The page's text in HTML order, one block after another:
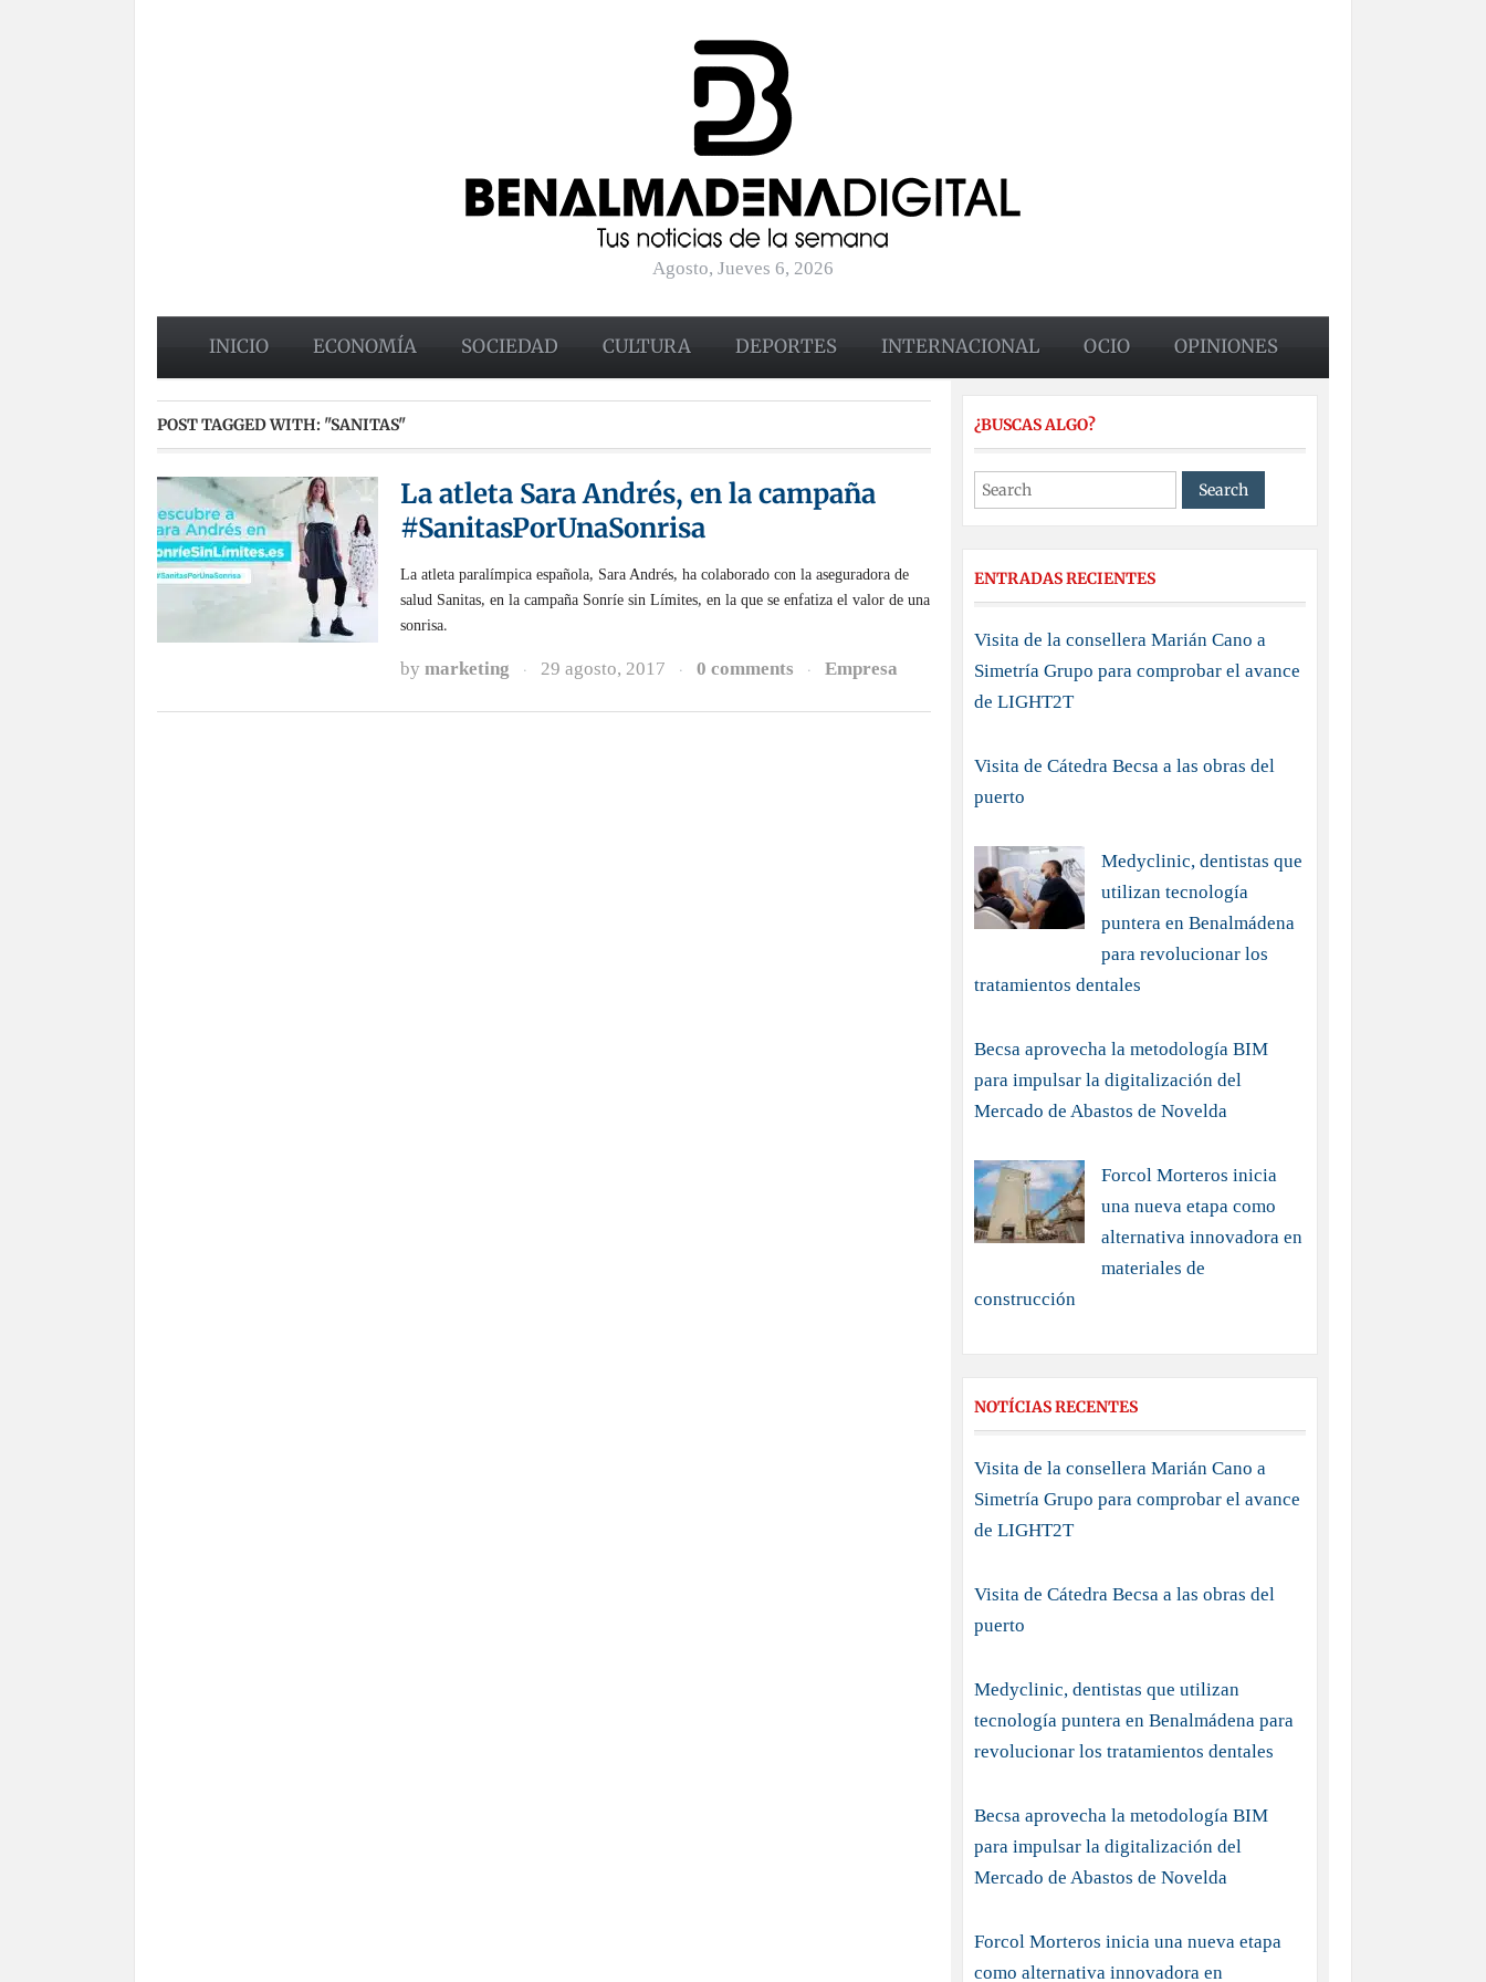
Agosto, Jueves 6, 2026
INICIO ECONOMÍA SOCIEDAD CULTURA DEPORTES INTERNACIONAL OCIO OPINIONES
POST TAGGED WITH: "SANITAS"
La atleta Sara Andrés, en la campaña
#SanitasPorUnaSonrisa
La atleta paralímpica española, Sara Andrés, ha colaborado con la aseguradora de
salud Sanitas, en la campaña Sonríe sin Límites, en la que se enfatiza el valor de una
sonrisa.
by marketing · 29 agosto, 2017 · 0 comments · Empresa
¿BUSCAS ALGO?
ENTRADAS RECIENTES
Visita de la consellera Marián Cano a
Simetría Grupo para comprobar el avance
de LIGHT2T
Visita de Cátedra Becsa a las obras del
puerto
Medyclinic, dentistas que
utilizan tecnología
puntera en Benalmádena
para revolucionar los
tratamientos dentales
Becsa aprovecha la metodología BIM
para impulsar la digitalización del
Mercado de Abastos de Novelda
Forcol Morteros inicia
una nueva etapa como
alternativa innovadora en
materiales de
construcción
NOTÍCIAS RECENTES
Visita de la consellera Marián Cano a
Simetría Grupo para comprobar el avance
de LIGHT2T
Visita de Cátedra Becsa a las obras del
puerto
Medyclinic, dentistas que utilizan
tecnología puntera en Benalmádena para
revolucionar los tratamientos dentales
Becsa aprovecha la metodología BIM
para impulsar la digitalización del
Mercado de Abastos de Novelda
Forcol Morteros inicia una nueva etapa
como alternativa innovadora en